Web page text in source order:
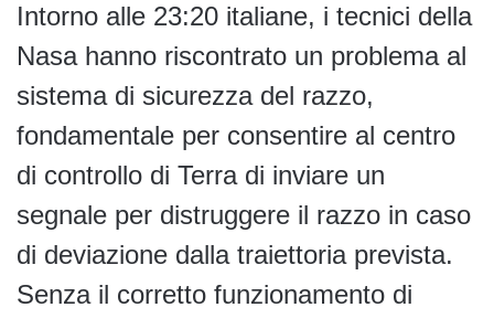
Intorno alle 23:20 italiane, i tecnici della
Nasa hanno riscontrato un problema al
sistema di sicurezza del razzo,
fondamentale per consentire al centro
di controllo di Terra di inviare un
segnale per distruggere il razzo in caso
di deviazione dalla traiettoria prevista.
Senza il corretto funzionamento di